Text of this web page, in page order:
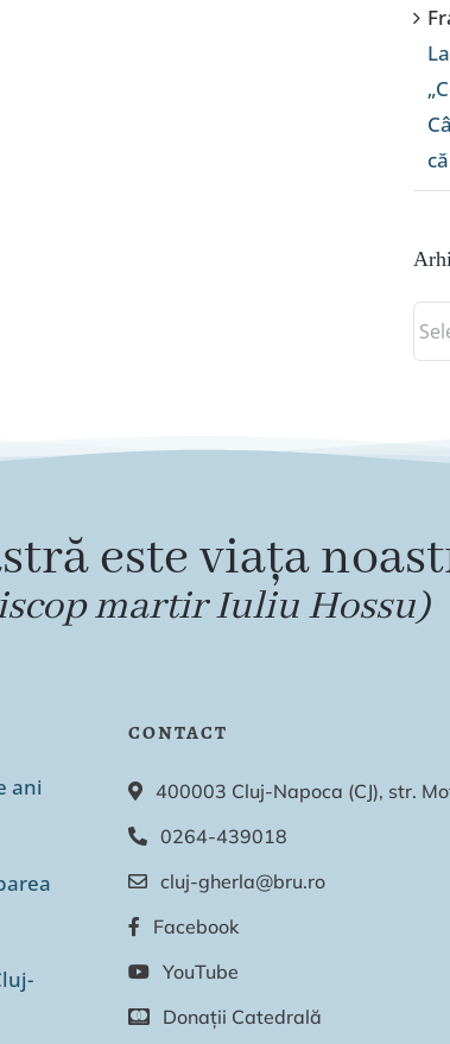
este viața
martir Iuliu Hossu)
ani
CONTACT
400003 Cluj-Napoca (CJ), str.
0264-439018
cluj-gherla@bru.ro
Facebook
YouTube
Donații Catedrală